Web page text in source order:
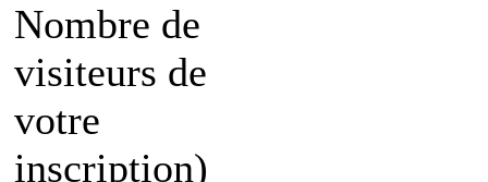
Nombre de
visiteurs de
votre
inscription)